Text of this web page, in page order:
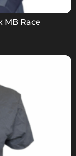
MB Race